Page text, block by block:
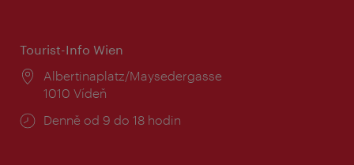
Tourist-Info Wien
Místo:
Albertinaplatz/Maysedergasse
1010 Vídeň
Provozní
Denně od 9 do 18 hodin